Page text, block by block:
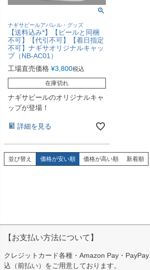
ナギサビールアパレル・グッズ
【送料込み*】【ビールと同梱
不可】【代引不可】【着日指定
不可】ナギサオリジナルキャッ
プ（NB-AC01）
工場直売価格 ¥3,800税込
在庫切れ
ナギサビールのオリジナルキャ
ップが登場！
詳細を見る
並び替え 価格が安い順 価格が高い順 新着順
【お支払い方法について】
クレジットカード各種・Amazon Pay・
込（前払い）をご用意しております。